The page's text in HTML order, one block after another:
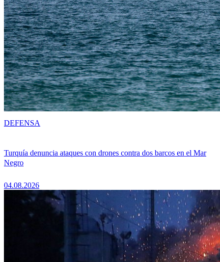
Turquía denuncia ataques con drones contra dos barcos en el Mar
Negro
04.08.2026
DEFENSA